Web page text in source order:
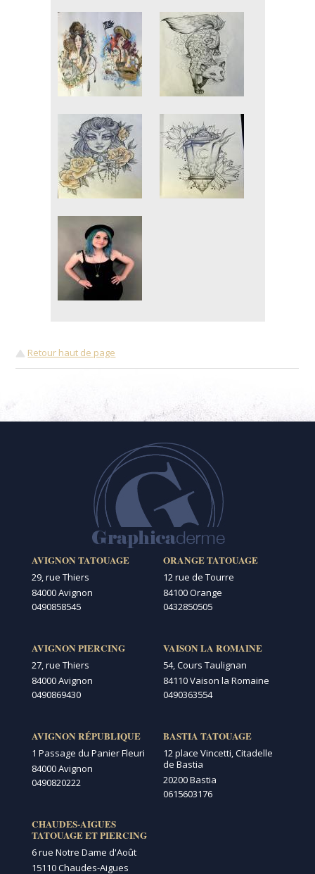
Retour haut de page
AVIGNON TATOUAGE
29, rue Thiers
84000 Avignon
0490858545
AVIGNON PIERCING
27, rue Thiers
84000 Avignon
0490869430
AVIGNON RÉPUBLIQUE
1 Passage du Panier Fleuri
84000 Avignon
0490820222
CHAUDES-AIGUES
TATOUAGE ET PIERCING
6 rue Notre Dame d'Août
15110 Chaudes-Aigues
ORANGE TATOUAGE
12 rue de Tourre
84100 Orange
0432850505
VAISON LA ROMAINE
54, Cours Taulignan
84110 Vaison la Romaine
0490363554
BASTIA TATOUAGE
12 place Vincetti, Citadelle
de Bastia
20200 Bastia
0615603176